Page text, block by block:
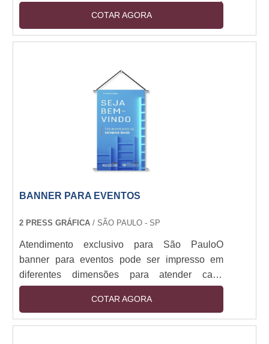
exposição de produtos em pontos de venda e é
encontrado nas formas de display de chão ou
de mesa e balcão. Dentre os tipos de display, o
é transformado em uma gôndola de produtos
exclusivos de uma marca.A escolha correta
COTAR AGORA
BANNER PARA EVENTOS
2 PRESS GRÁFICA / SÃO PAULO - SP
Atendimento exclusivo para São PauloO
banner para eventos pode ser impresso em
diferentes dimensões para atender cada
demanda de modo personalizado. A lona,
tecido ou papel utilizado como suporte para
impressão é resistente, não mofa ou solta
COTAR AGORA